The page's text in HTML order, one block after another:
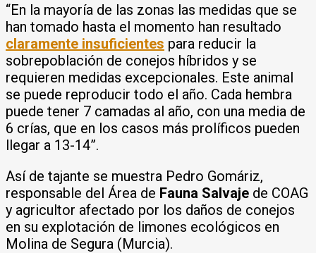
“En la mayoría de las zonas las medidas que se
han tomado hasta el momento han resultado
claramente insuficientes para reducir la
sobrepoblación de conejos híbridos y se
requieren medidas excepcionales. Este animal
se puede reproducir todo el año. Cada hembra
puede tener 7 camadas al año, con una media de
6 crías, que en los casos más prolíficos pueden
llegar a 13-14”.
Así de tajante se muestra Pedro Gomáriz,
responsable del Área de Fauna Salvaje de COAG
y agricultor afectado por los daños de conejos
en su explotación de limones ecológicos en
Molina de Segura (Murcia).